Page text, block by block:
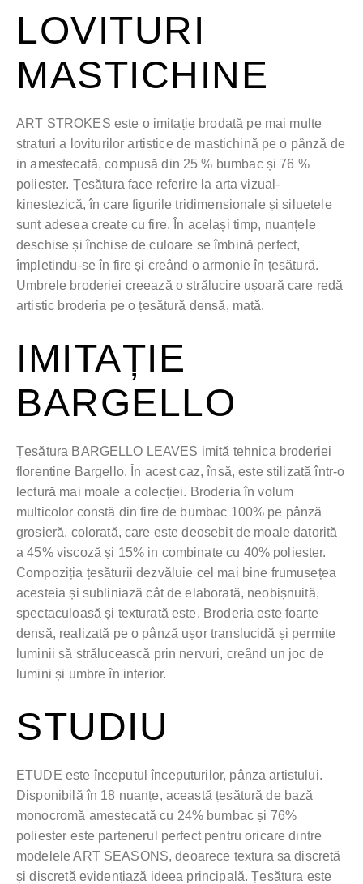
LOVITURI
MASTICHINE
ART STROKES este o imitație brodată pe mai multe
straturi a loviturilor artistice de mastichină pe o pânză de
in amestecată, compusă din 25 % bumbac și 76 %
poliester. Țesătura face referire la arta vizual-
kinestezică, în care figurile tridimensionale și siluetele
sunt adesea create cu fire. În același timp, nuanțele
deschise și închise de culoare se îmbină perfect,
împletindu-se în fire și creând o armonie în țesătură.
Umbrele broderiei creează o strălucire ușoară care redă
artistic broderia pe o țesătură densă, mată.
IMITAȚIE
BARGELLO
Țesătura BARGELLO LEAVES imită tehnica broderiei
florentine Bargello. În acest caz, însă, este stilizată într-o
lectură mai moale a colecției. Broderia în volum
multicolor constă din fire de bumbac 100% pe pânză
grosieră, colorată, care este deosebit de moale datorită
a 45% viscoză și 15% in combinate cu 40% poliester.
Compoziția țesăturii dezvăluie cel mai bine frumusețea
acesteia și subliniază cât de elaborată, neobișnuită,
spectaculoasă și texturată este. Broderia este foarte
densă, realizată pe o pânză ușor translucidă și permite
luminii să strălucească prin nervuri, creând un joc de
lumini și umbre în interior.
STUDIU
ETUDE este începutul începuturilor, pânza artistului.
Disponibilă în 18 nuanțe, această țesătură de bază
monocromă amestecată cu 24% bumbac și 76%
poliester este partenerul perfect pentru oricare dintre
modelele ART SEASONS, deoarece textura sa discretă
și discretă evidențiază ideea principală. Țesătura este